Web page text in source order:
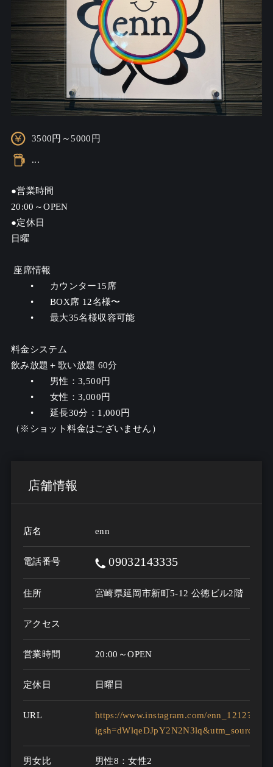
3500円～5000円
...
●営業時間
20:00～OPEN
●定休日
日曜
座席情報
料金システム
飲み放題＋歌い放題 60分
（※ショット料金はございません）
店舗情報
店名 enn
電話番号 09032143335
住所 宮崎県延岡市新町5-12 公徳ビル2階
アクセス
営業時間 20:00～OPEN
定休日 日曜日
URL
https://www.instagram.com/enn_1212?
igsh=dWlqeDJpY2N2N3lq&utm_source=qr
男女比 男性8：女性2